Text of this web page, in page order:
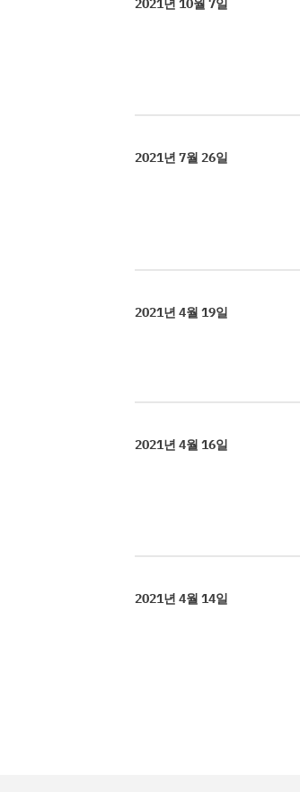
2021년 10월 7일
2021년 7월 26일
2021년 4월 19일
2021년 4월 16일
2021년 4월 14일